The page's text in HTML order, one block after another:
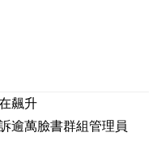
飆升
逾萬臉書群組管理員